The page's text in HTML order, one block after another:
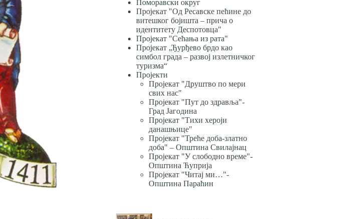
Поморавски округ
Пројекат "Од Ресавске пећине до
витешког бојишта – прича о
идентитету Деспотовца"
Пројекат "Сећања из рата"
Пројекат „Ђурђево брдо као
симбол града – развој излетничког
туризма“
Пројекти
Пројекат "Друштво по мери
свих нас"
Пројекат "Пут до здравља"-
Град Јагодина
Пројекат "Тихи хероји
данашњице"
Пројекат "Треће доба-златно
доба" – Општина Свилајнац
Пројекат "У слободно време"-
Општина Ћуприја
Пројекат "Читај ми…"-
Општина Параћин